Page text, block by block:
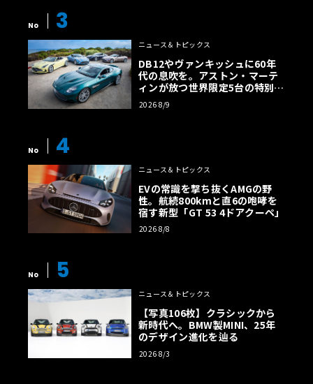
No 3
ニュース＆トピックス
DB12やヴァンキッシュに60年
代の息吹を。アストン・マーテ
ィンが放つ世界限定5台の特別コ
レクション
2026 8/9
No 4
ニュース＆トピックス
EVの常識を撃ち抜くAMGの野
性。航続800kmと直6の咆哮を
宿す新型「GT 53 4ドアクーペ」
2026 8/8
No 5
ニュース＆トピックス
【写真106枚】クラシックから
新時代へ。BMW製MINI、25年
のデザイン進化を辿る
2026 8/3